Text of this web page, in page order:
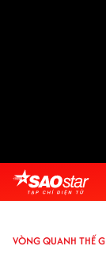
VÒNG QUANH THẾ